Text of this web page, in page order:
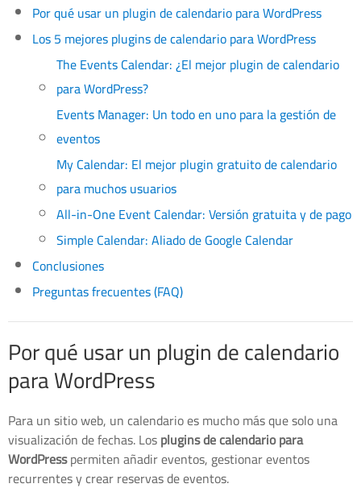
Por qué usar un plugin de calendario para WordPress
Los 5 mejores plugins de calendario para WordPress
The Events Calendar: ¿El mejor plugin de calendario
para WordPress?
Events Manager: Un todo en uno para la gestión de
eventos
My Calendar: El mejor plugin gratuito de calendario
para muchos usuarios
All-in-One Event Calendar: Versión gratuita y de pago
Simple Calendar: Aliado de Google Calendar
Conclusiones
Preguntas frecuentes (FAQ)
Por qué usar un plugin de calendario
para WordPress
Para un sitio web, un calendario es mucho más que solo una
visualización de fechas. Losplugins de calendario para
WordPresspermiten añadir eventos, gestionar eventos
recurrentes y crear reservas de eventos.